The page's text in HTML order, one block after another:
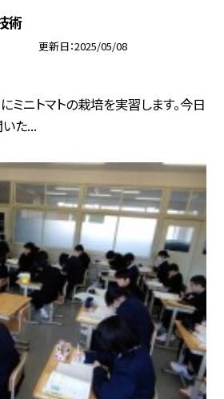
術
更新日 2025/05/08
ミニトマトの栽培を実習します。今日
た...